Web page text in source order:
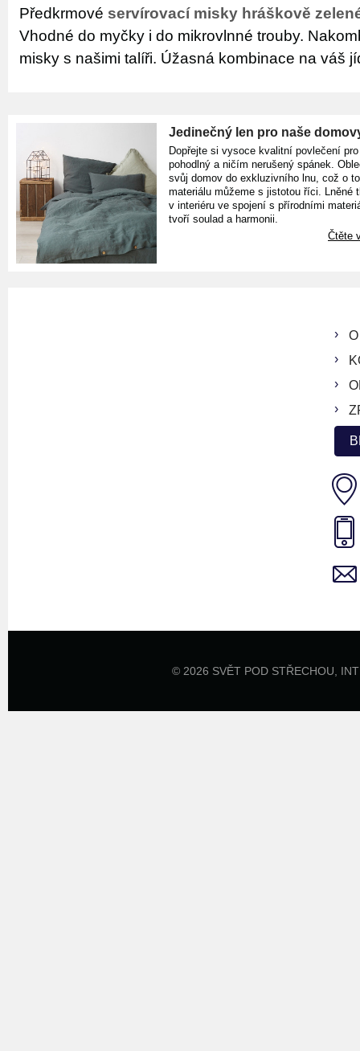
Předkrmové servírovací misky hráškově
Vhodné do myčky i do mikrovlnné trouby.
misky s našimi talíři. Úžasná kombinace na váš
Jedinečný len pro naše
Dopřejte si vysoce kvalitní povlečení pro
pohodlný a ničím nerušený spánek.
svůj domov do exkluzivního lnu, což o
materiálu můžeme s jistotou říci. Lněné
v interiéru ve spojení s přírodními
tvoří soulad a harmonii.
Čtěte
© 2026 SVĚT POD STŘECHOU,